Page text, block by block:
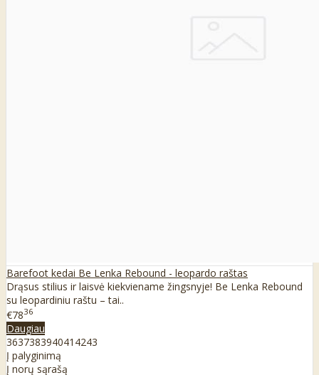
Barefoot kedai Be Lenka Rebound - leopardo raštas
Drąsus stilius ir laisvė kiekviename žingsnyje! Be Lenka Rebound
su leopardiniu raštu – tai..
€7836
Daugiau
363738394041 4243
Į palyginimą
Į norų sąrašą